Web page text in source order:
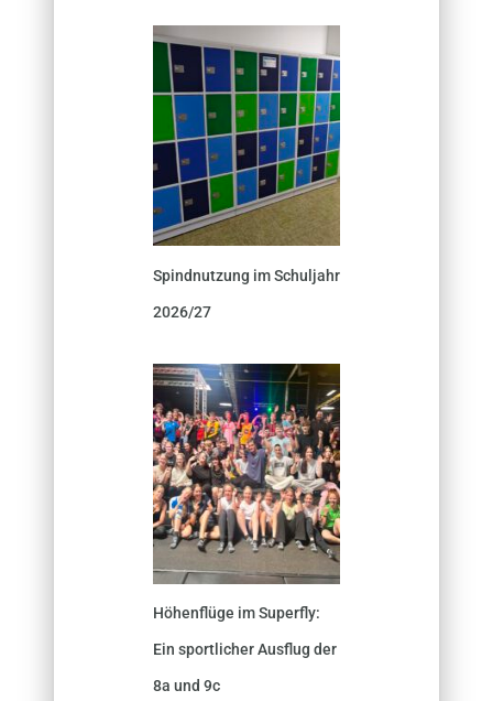
Spindnutzung im Schuljahr
2026/27
Höhenflüge im Superfly:
Ein sportlicher Ausflug der
8a und 9c